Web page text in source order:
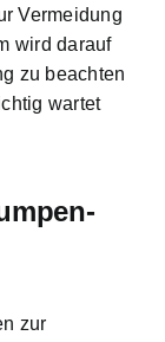
Vermeidung
wird darauf
zu beachten
wartet
zur